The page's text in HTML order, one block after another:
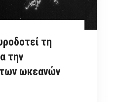
τη
την
ωκεανών